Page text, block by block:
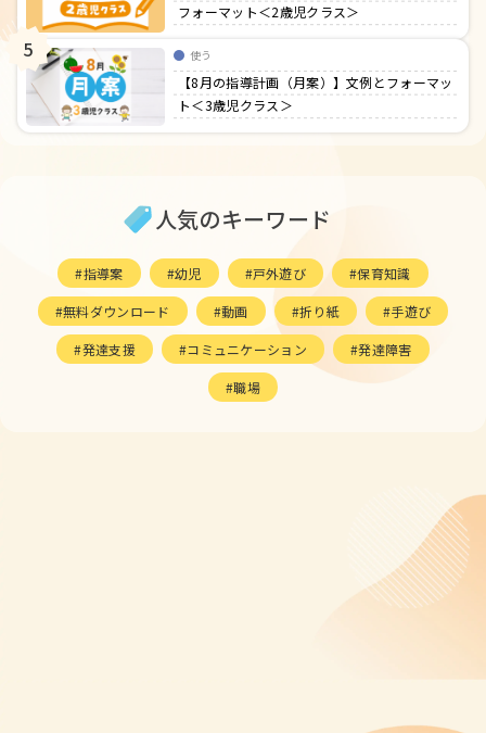
フォーマット＜2歳児クラス＞
5 使う
【8月の指導計画（月案）】文例とフォーマッ
ト＜3歳児クラス＞
人気のキーワード
指導案 幼児 戸外遊び 保育知識
無料ダウンロード 動画 折り紙 手遊び
発達支援 コミュニケーション 発達障害
職場